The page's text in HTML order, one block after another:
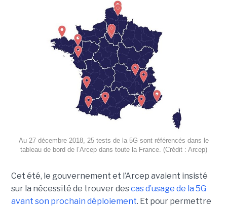
Au 27 décembre 2018, 25 tests de la 5G sont référencés dans le
tableau de bord de l’Arcep dans toute la France. (Crédit : Arcep)
Cet été, le gouvernement et l’Arcep avaient insisté
sur la nécessité de trouver descas d’usage de la 5G
avant son prochain déploiement. Et pour permettre